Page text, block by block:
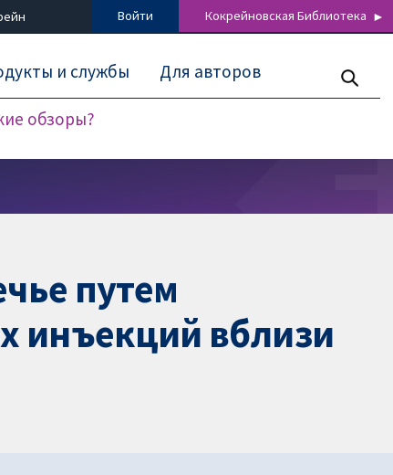
Войти Кокрейновская Библиотека
обзоры?
и службы Для авторов
путем
инъекций вблизи